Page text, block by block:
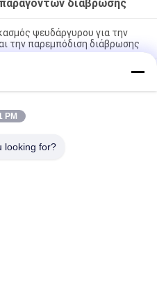
διάβρωσης
ψευδάργυρου για την
την παρεμπόδιση διάβρωσης
ψεκασμός ανασταλτικών
πρόληψη
ψεκασμός CFC, υψηλός
PM
looking for?